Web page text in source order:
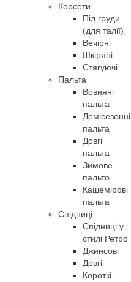
Корсети
Під груди
(для талії)
Вечірні
Шкіряні
Стягуючі
Пальта
Вовняні
пальта
Демісезонні
пальта
Довгі
пальта
Зимове
пальто
Кашемірові
пальта
Спідниці
Спідниці у
стилі Ретро
Джинсові
Довгі
Короткі